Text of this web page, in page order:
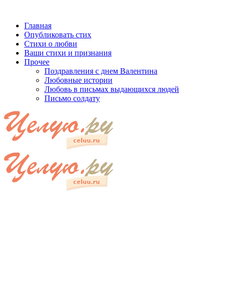
Главная
Опубликовать стих
Стихи о любви
Ваши стихи и признания
Прочее
Поздравления с днем Валентина
Любовные истории
Любовь в письмах выдающихся людей
Письмо солдату